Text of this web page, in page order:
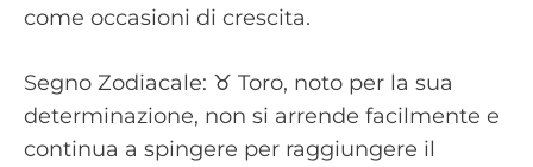
come occasioni di crescita.
Segno Zodiacale: ♉️ Toro, noto per la sua
determinazione, non si arrende facilmente e
continua a spingere per raggiungere il